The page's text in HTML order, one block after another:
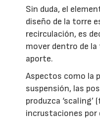
Sin duda, el
diseño de la torre
recirculación, es
mover dentro de la
aporte.
Aspectos como la
suspensión, las
produzca ‘scaling’
incrustaciones por